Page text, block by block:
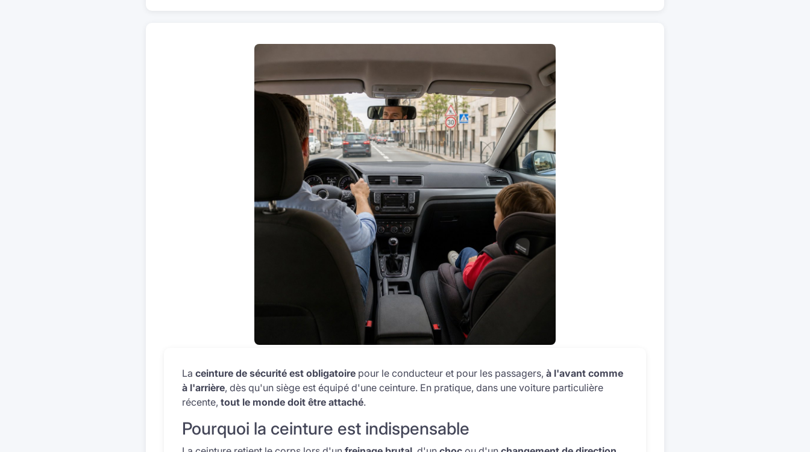
La ceinture de sécurité est obligatoire pour le conducteur et pour les passagers, à l'avant comme
à l'arrière, dès qu'un siège est équipé d'une ceinture. En pratique, dans une voiture particulière
récente, tout le monde doit être attaché.
Pourquoi la ceinture est indispensable